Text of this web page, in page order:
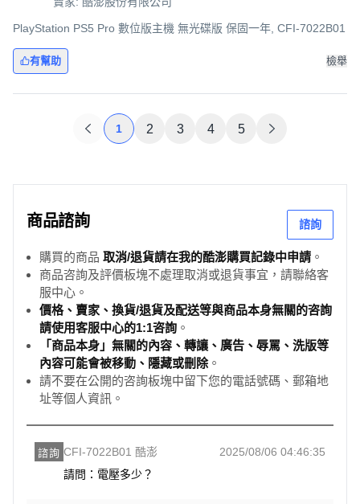
PlayStation PS5 Pro 數位版主機 無光碟版 保固一年, CFI-7022B01
有幫助 檢舉
1 2 3 4 5
商品諮詢 諮詢
購買的商品 取消/退貨請在我的酷澎購買記錄中申請 。
商品咨詢及評價板塊不處理取消或退貨事宜，請聯絡客
服中心。
價格、賣家、換貨/退貨及配送等與商品本身無關的咨詢
請使用客服中心的1:1咨詢 。
「商品本身」無關的內容、轉讓、廣告、辱罵、洗版等
內容可能會被移動、隱藏或刪除。
請不要在公開的咨詢板塊中留下您的電話號碼、郵箱地
址等個人資訊。
諮詢 CFI-7022B01 酷澎
2025/08/06 04:46:35
請問：電壓多少？